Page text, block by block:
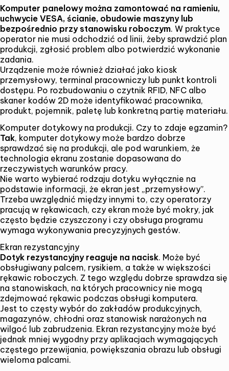
Komputer panelowy można zamontować na ramieniu,
uchwycie VESA, ścianie, obudowie maszyny lub
bezpośrednio przy stanowisku roboczym. W praktyce
operator nie musi odchodzić od linii, żeby sprawdzić plan
produkcji, zgłosić problem albo potwierdzić wykonanie
zadania.
Urządzenie może również działać jako kiosk
przemysłowy, terminal pracowniczy lub punkt kontroli
dostępu. Po rozbudowaniu o czytnik RFID, NFC albo
skaner kodów 2D może identyfikować pracownika,
produkt, pojemnik, paletę lub konkretną partię materiału.
Komputer dotykowy na produkcji. Czy to zdaje egzamin?
Tak, komputer dotykowy może bardzo dobrze
sprawdzać się na produkcji, ale pod warunkiem, że
technologia ekranu zostanie dopasowana do
rzeczywistych warunków pracy.
Nie warto wybierać rodzaju dotyku wyłącznie na
podstawie informacji, że ekran jest „przemysłowy”.
Trzeba uwzględnić między innymi to, czy operatorzy
pracują w rękawicach, czy ekran może być mokry, jak
często będzie czyszczony i czy obsługa programu
wymaga wykonywania precyzyjnych gestów.
Ekran rezystancyjny
Dotyk rezystancyjny reaguje na nacisk. Może być
obsługiwany palcem, rysikiem, a także w większości
rękawic roboczych. Z tego względu dobrze sprawdza się
na stanowiskach, na których pracownicy nie mogą
zdejmować rękawic podczas obsługi komputera.
Jest to częsty wybór do zakładów produkcyjnych,
magazynów, chłodni oraz stanowisk narażonych na
wilgoć lub zabrudzenia. Ekran rezystancyjny może być
jednak mniej wygodny przy aplikacjach wymagających
częstego przewijania, powiększania obrazu lub obsługi
wieloma palcami.